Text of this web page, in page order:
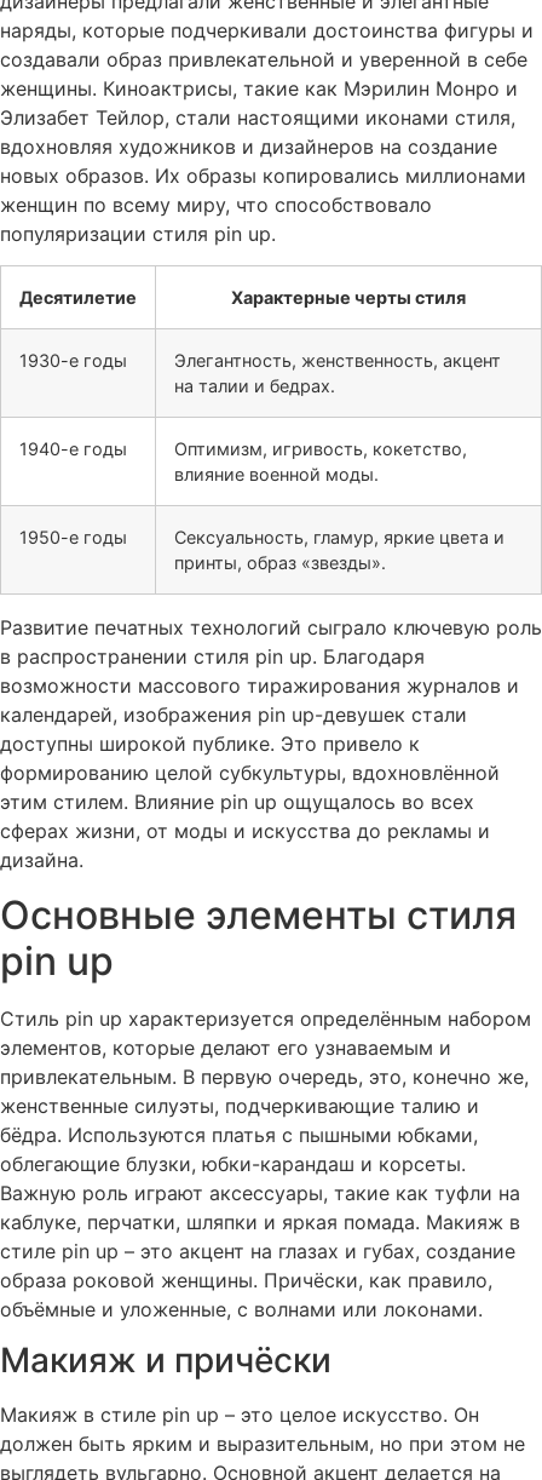
наряды, которые подчеркивали достоинства фигуры и
создавали образ привлекательной и уверенной в себе
женщины. Киноактрисы, такие как Мэрилин Монро и
Элизабет Тейлор, стали настоящими иконами стиля,
вдохновляя художников и дизайнеров на создание
новых образов. Их образы копировались миллионами
женщин по всему миру, что способствовало
популяризации стиля pin up.
Десятилетие Характерные черты стиля
1930-е годы
Элегантность, женственность, акцент
на талии и бедрах.
1940-е годы
Оптимизм, игривость, кокетство,
влияние военной моды.
1950-е годы
Сексуальность, гламур, яркие цвета и
принты, образ «звезды».
Развитие печатных технологий сыграло ключевую роль
в распространении стиля pin up. Благодаря
возможности массового тиражирования журналов и
календарей, изображения pin up-девушек стали
доступны широкой публике. Это привело к
формированию целой субкультуры, вдохновлённой
этим стилем. Влияние pin up ощущалось во всех
сферах жизни, от моды и искусства до рекламы и
дизайна.
Основные элементы стиля
pin up
Стиль pin up характеризуется определённым набором
элементов, которые делают его узнаваемым и
привлекательным. В первую очередь, это, конечно же,
женственные силуэты, подчеркивающие талию и
бёдра. Используются платья с пышными юбками,
облегающие блузки, юбки-карандаш и корсеты.
Важную роль играют аксессуары, такие как туфли на
каблуке, перчатки, шляпки и яркая помада. Макияж в
стиле pin up – это акцент на глазах и губах, создание
образа роковой женщины. Причёски, как правило,
объёмные и уложенные, с волнами или локонами.
Макияж и причёски
Макияж в стиле pin up – это целое искусство. Он
должен быть ярким и выразительным, но при этом не
выглядеть вульгарно. Основной акцент делается на